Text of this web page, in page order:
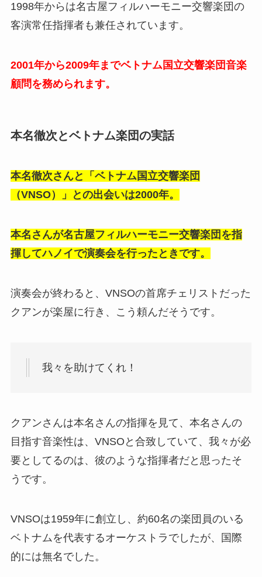
1998年からは名古屋フィルハーモニー交響楽団の
客演常任指揮者も兼任されています。
2001年から2009年までベトナム国立交響楽団音楽
顧問を務められます。
本名徹次とベトナム楽団の実話
本名徹次さんと「ベトナム国立交響楽団
（VNSO）」との出会いは2000年。
本名さんが名古屋フィルハーモニー交響楽団を指
揮してハノイで演奏会を行ったときです。
演奏会が終わると、VNSOの首席チェリストだった
クアンが楽屋に行き、こう頼んだそうです。
我々を助けてくれ！
クアンさんは本名さんの指揮を見て、本名さんの
目指す音楽性は、VNSOと合致していて、我々が必
要としてるのは、彼のような指揮者だと思ったそ
うです。
VNSOは1959年に創立し、約60名の楽団員のいる
ベトナムを代表するオーケストラでしたが、国際
的には無名でした。